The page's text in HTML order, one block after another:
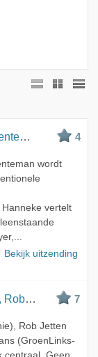
4
wordt
vertelt
Bekijk uitzending
7
Rob Jetten
(GroenLinks-